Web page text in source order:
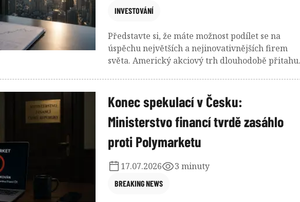
INVESTOVÁNÍ
Představte si, že máte možnost podílet se na
úspěchu největších a nejinovativnějších firem
světa. Americký akciový trh dlouhodobě
domovem technologických gigantů, průkopníků
ve zdravotnictví a silných finančních institucí,
které udávají tempo globální ekonomiky.
Konec spekulací v Česku:
Ministerstvo financí tvrdě zasáhlo
proti Polymarketu
BREAKING NEWS
17.07.2026 3 minuty